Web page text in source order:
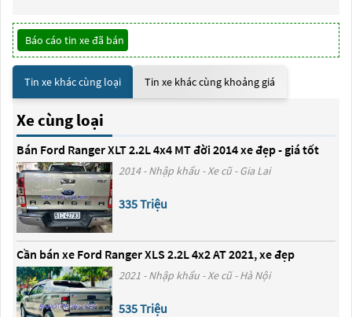
Báo cáo tin xe đã bán
Tin xe khác cùng loại Tin xe khác cùng khoảng giá
Xe cùng loại
Bán Ford Ranger XLT 2.2L 4x4 MT đời 2014 xe đẹp - giá tốt
2014 - Nhập khẩu - Xe cũ - Gia Lai
335 Triệu
Cần bán xe Ford Ranger XLS 2.2L 4x2 AT 2021, xe đẹp
2021 - Nhập khẩu - Xe cũ - Hà Nội
535 Triệu